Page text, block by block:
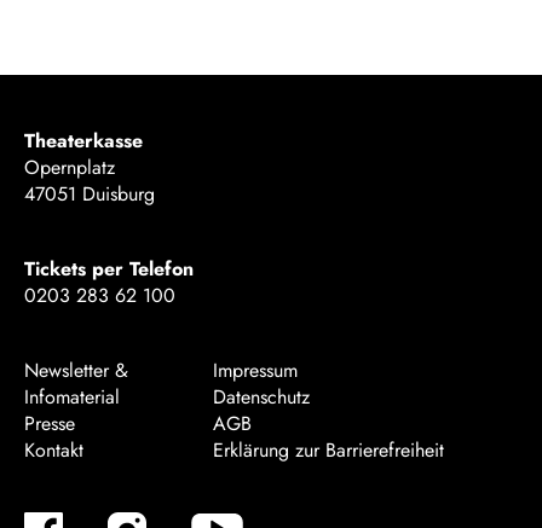
Theaterkasse
Opernplatz
47051 Duisburg
Tickets per Telefon
0203 283 62 100
Newsletter &
Infomaterial
Presse
Kontakt
Impressum
Datenschutz
AGB
Erklärung zur Barrierefreiheit